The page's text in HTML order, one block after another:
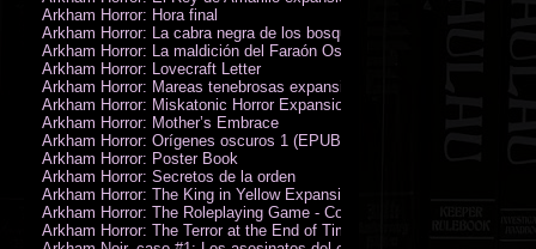
Arkham Horror: Hora final
Arkham Horror: La cabra negra de los bosques expansión
Arkham Horror: La maldición del Faraón Oscuro expansión (revisada)
Arkham Horror: Lovecraft Letter
Arkham Horror: Mareas tenebrosas expansión
Arkham Horror: Miskatonic Horror Expansion
Arkham Horror: Mother’s Embrace
Arkham Horror: Orígenes oscuros 1 (EPUB)
Arkham Horror: Poster Book
Arkham Horror: Secretos de la orden
Arkham Horror: The King in Yellow Expansion
Arkham Horror: The Roleplaying Game - Core Rulebook (PDF)
Arkham Horror: The Terror at the End of Time